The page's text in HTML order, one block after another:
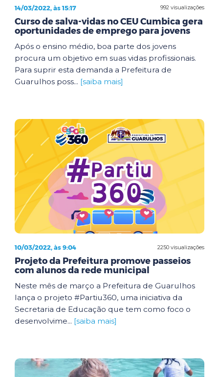
992 visualizações
14/03/2022, às 15:17
Curso de salva-vidas no CEU Cumbica gera
oportunidades de emprego para jovens
Após o ensino médio, boa parte dos jovens
procura um objetivo em suas vidas profissionais.
Para suprir esta demanda a Prefeitura de
Guarulhos poss... [saiba mais]
2250 visualizações
10/03/2022, às 9:04
Projeto da Prefeitura promove passeios
com alunos da rede municipal
Neste mês de março a Prefeitura de Guarulhos
lança o projeto #Partiu360, uma iniciativa da
Secretaria de Educação que tem como foco o
desenvolvime... [saiba mais]